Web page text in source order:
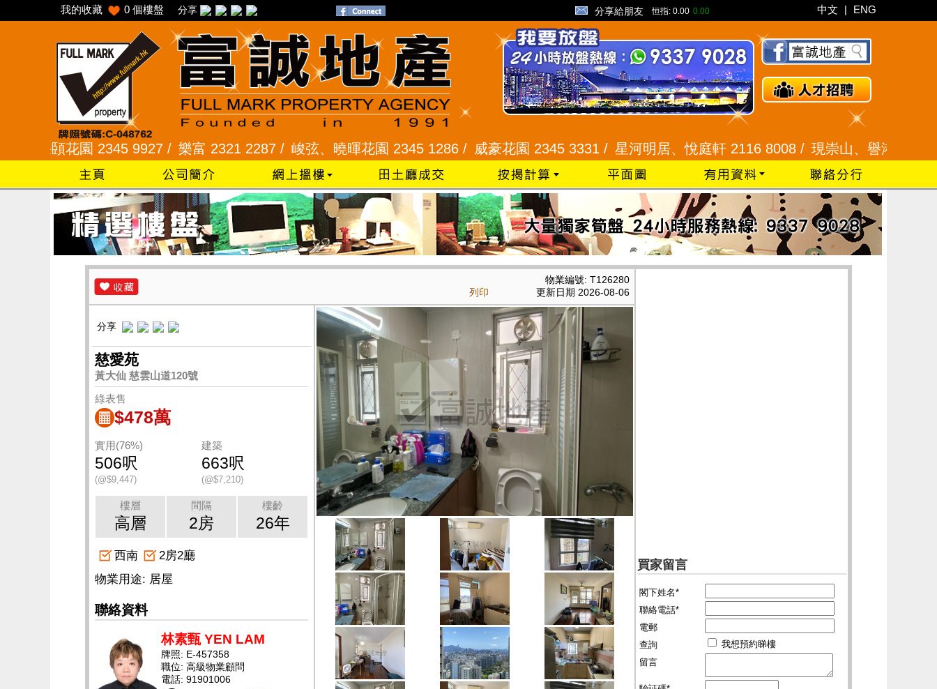
我的收藏 0 個樓盤 分享 分享給朋友 恒指: 0.00 0.00 中文 | ENG
頣花園 2345 9927 / 樂富 2321 2287 / 峻弦、曉暉花園 2345 1286 / 威豪花園 2345 3331 / 星河明居、悅庭軒 2116 8008 / 現崇山、譽港灣 2345
列印
物業編號: T126280
更新日期 2026-08-06
買家留言
閣下姓名*
聯絡電話*
電郵
查詢
我想預約睇樓
留言
分享
慈愛苑
黃大仙 慈雲山道120號
綠表售
$478萬
實用(76%)
506呎
(@$9,447)
建築
663呎
(@$7,210)
樓層
高層
間隔
2房
樓齡
26年
西南
2房2廳
物業用途: 居屋
聯絡資料
林素甄 YEN LAM
牌照: E-457358
職位: 高級物業顧問
電話: 91901006